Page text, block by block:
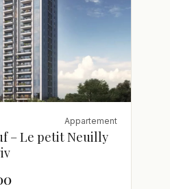
Appartement
– Le petit Neuilly